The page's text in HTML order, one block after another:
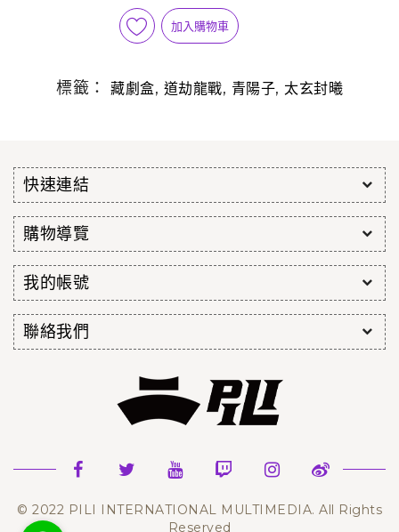
加入購物車
標籤： 藏劇盒, 道劫龍戰, 青陽子, 太玄封曦
快速連結
購物導覽
我的帳號
聯絡我們
© 2022 PILI INTERNATIONAL MULTIMEDIA. All Rights
Reserved